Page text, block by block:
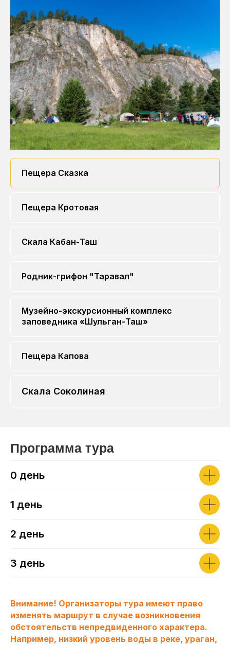
Пещера Сказка
Пещера Кротовая
Скала Кабан-Таш
Родник-грифон "Таравал"
Музейно-экскурсионный комплекс
заповедника «Шульган-Таш»
Пещера Капова
Скала Соколиная
Программа тура
0 день
1 день
2 день
3 день
Внимание! Организаторы тура имеют право
изменять маршрут в случае возникновения
обстоятельств непредвиденного характера.
Например, низкий уровень воды в реке, ураган,